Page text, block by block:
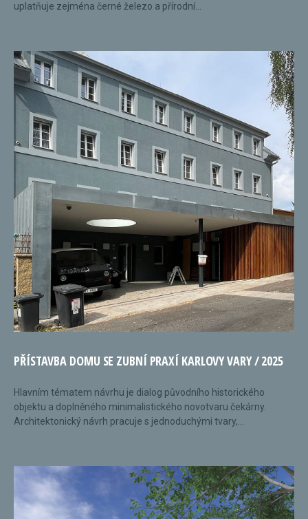
uplatňuje zejména černé železo a přírodní...
PŘÍSTAVBA DOMU SE ZUBNÍ PRAXÍ KARLOVY VARY / 2025
Hlavním tématem návrhu je dialog původního historického
objektu a doplněného minimalistického novotvaru čekárny.
Architektonický návrh pracuje s jednoduchými tvary,...